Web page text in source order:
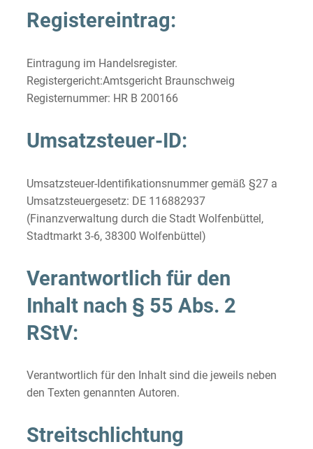
Registereintrag:
Eintragung im Handelsregister.
Registergericht:Amtsgericht Braunschweig
Registernummer: HR B 200166
Umsatzsteuer-ID:
Umsatzsteuer-Identifikationsnummer gemäß §27 a
Umsatzsteuergesetz: DE 116882937
(Finanzverwaltung durch die Stadt Wolfenbüttel,
Stadtmarkt 3-6, 38300 Wolfenbüttel)
Verantwortlich für den
Inhalt nach § 55 Abs. 2
RStV:
Verantwortlich für den Inhalt sind die jeweils neben
den Texten genannten Autoren.
Streitschlichtung